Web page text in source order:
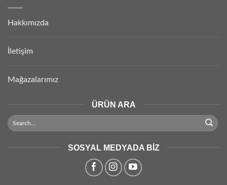
Hakkımızda
İletişim
Mağazalarımız
ÜRÜN ARA
SOSYAL MEDYADA BIZ